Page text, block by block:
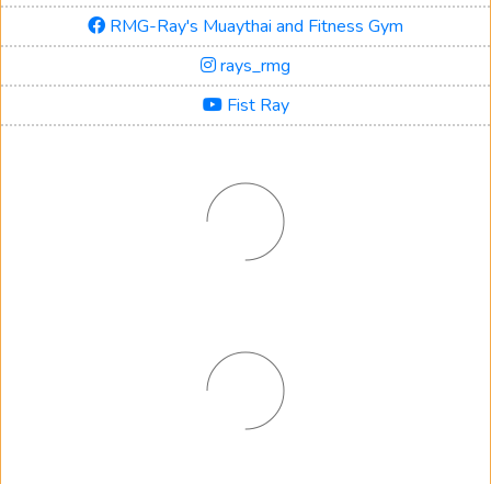
RMG-Ray's Muaythai and Fitness Gym
rays_rmg
Fist Ray